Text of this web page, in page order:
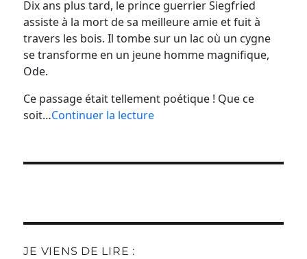
Dix ans plus tard, le prince guerrier Siegfried
assiste à la mort de sa meilleure amie et fuit à
travers les bois. Il tombe sur un lac où un cygne
se transforme en un jeune homme magnifique,
Ode.
Ce passage était tellement poétique ! Que ce
soit…Continuer la lecture
JE VIENS DE LIRE :